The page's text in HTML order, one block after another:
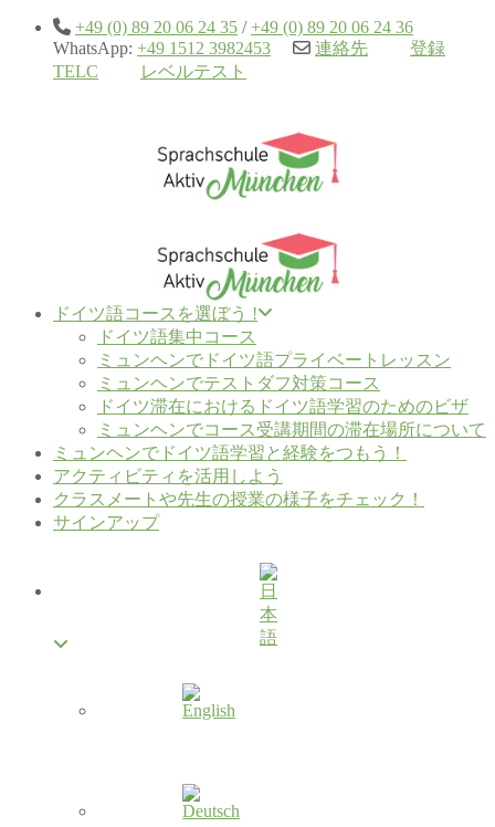
+49 (0) 89 20 06 24 35 /+49 (0) 89 20 06 24 36
WhatsApp: +49 1512 3982453 連絡先
登録
TELC
レベルテスト
ドイツ語コースを選ぼう !
ドイツ語集中コース
ミュンヘンでドイツ語プライベートレッスン
ミュンヘンでテストダフ対策コース
ドイツ滞在におけるドイツ語学習のためのビザ
ミュンヘンでコース受講期間の滞在場所について
ミュンヘンでドイツ語学習と経験をつもう！
アクティビティを活用しよう
クラスメートや先生の授業の様子をチェック！
サインアップ